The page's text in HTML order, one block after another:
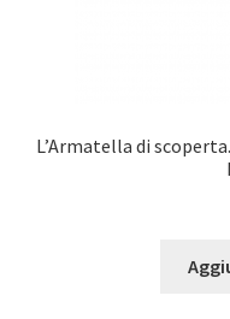
L’Armatella di